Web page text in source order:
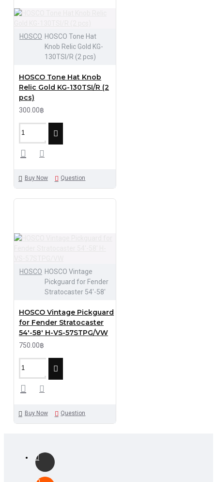
HOSCO HOSCO Tone Hat
Knob Relic Gold KG-
130TSI/R (2 pcs)
HOSCO Tone Hat Knob
Relic Gold KG-130TSI/R (2
pcs)
300.00฿
Buy Now Question
HOSCO HOSCO Vintage
Pickguard for Fender
Stratocaster 54′-58'
HOSCO Vintage Pickguard
for Fender Stratocaster
54′-58′ H-VS-57STPG/VW
750.00฿
Buy Now Question